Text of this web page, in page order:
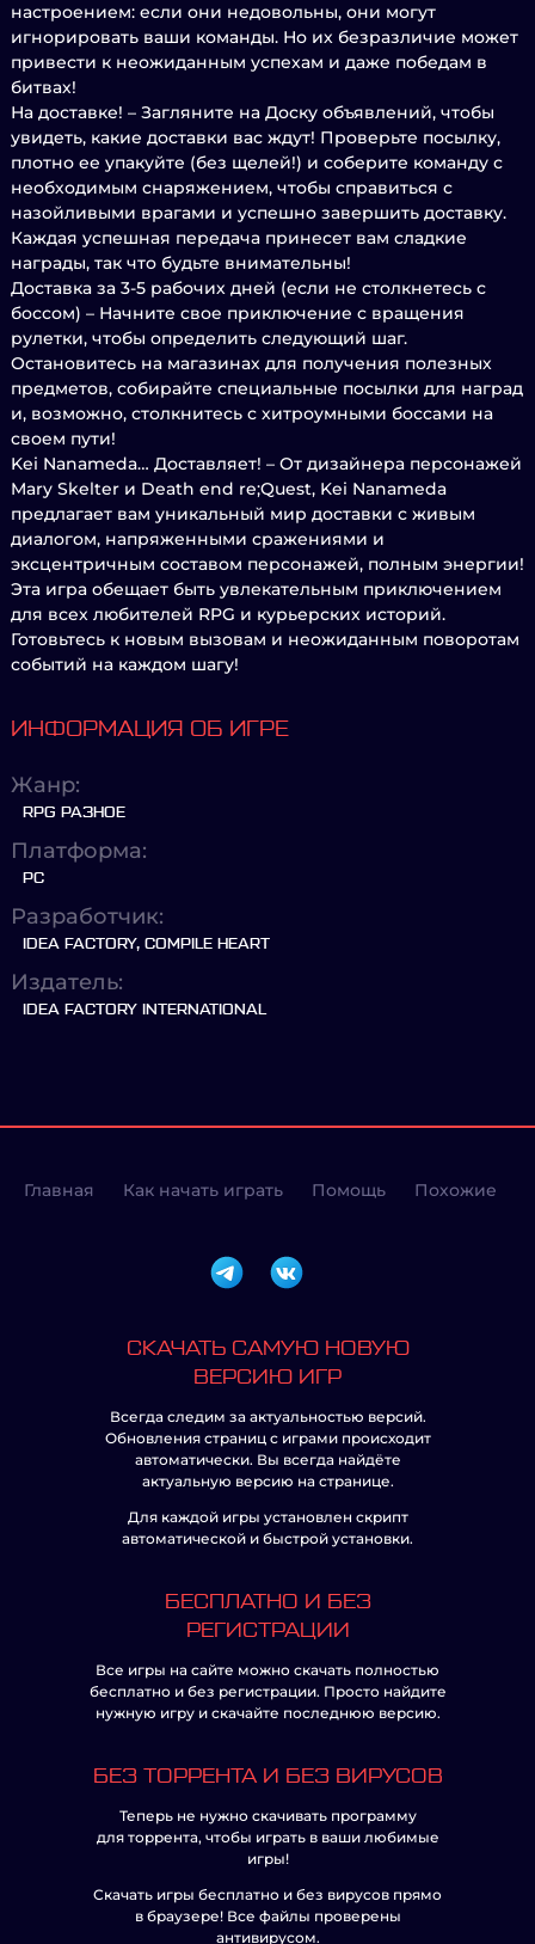
настроением: если они недовольны, они могут
игнорировать ваши команды. Но их безразличие может
привести к неожиданным успехам и даже победам в
битвах!
На доставке! – Загляните на Доску объявлений, чтобы
увидеть, какие доставки вас ждут! Проверьте посылку,
плотно ее упакуйте (без щелей!) и соберите команду с
необходимым снаряжением, чтобы справиться с
назойливыми врагами и успешно завершить доставку.
Каждая успешная передача принесет вам сладкие
награды, так что будьте внимательны!
Доставка за 3-5 рабочих дней (если не столкнетесь с
боссом) – Начните свое приключение с вращения
рулетки, чтобы определить следующий шаг.
Остановитесь на магазинах для получения полезных
предметов, собирайте специальные посылки для наград
и, возможно, столкнитесь с хитроумными боссами на
своем пути!
Kei Nanameda… Доставляет! – От дизайнера персонажей
Mary Skelter и Death end re;Quest, Kei Nanameda
предлагает вам уникальный мир доставки с живым
диалогом, напряженными сражениями и
эксцентричным составом персонажей, полным энергии!
Эта игра обещает быть увлекательным приключением
для всех любителей RPG и курьерских историй.
Готовьтесь к новым вызовам и неожиданным поворотам
событий на каждом шагу!
ИНФОРМАЦИЯ ОБ ИГРЕ
Жанр:
RPG РАЗНОЕ
Платформа:
PC
Разработчик:
IDEA FACTORY, COMPILE HEART
Издатель:
IDEA FACTORY INTERNATIONAL
Главная Как начать играть Помощь Похожие
СКАЧАТЬ САМУЮ НОВУЮ
ВЕРСИЮ ИГР
Всегда следим за актуальностью версий.
Обновления страниц с играми происходит
автоматически. Вы всегда найдёте
актуальную версию на странице.
Для каждой игры установлен скрипт
автоматической и быстрой установки.
БЕСПЛАТНО И БЕЗ
РЕГИСТРАЦИИ
Все игры на сайте можно скачать полностью
бесплатно и без регистрации. Просто найдите
нужную игру и скачайте последнюю версию.
БЕЗ ТОРРЕНТА И БЕЗ ВИРУСОВ
Теперь не нужно скачивать программу
для торрента, чтобы играть в ваши любимые
игры!
Скачать игры бесплатно и без вирусов прямо
в браузере! Все файлы проверены
антивирусом.